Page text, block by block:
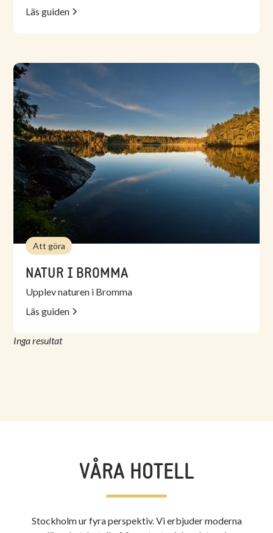
Läs guiden
Att göra
NATUR I BROMMA
Upplev naturen i Bromma
Läs guiden
Inga resultat
VÅRA HOTELL
Stockholm ur fyra perspektiv. Vi erbjuder moderna